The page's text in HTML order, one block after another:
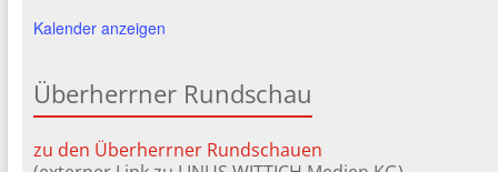
Kalender anzeigen
Überherrner Rundschau
zu den Überherrner Rundschauen